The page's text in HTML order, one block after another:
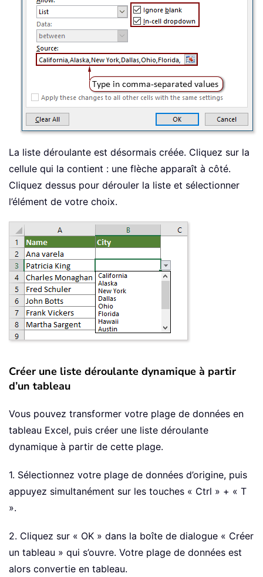
La liste déroulante est désormais créée. Cliquez sur la
cellule qui la contient : une flèche apparaît à côté.
Cliquez dessus pour dérouler la liste et sélectionner
l’élément de votre choix.
Créer une liste déroulante dynamique à partir
d’un tableau
Vous pouvez transformer votre plage de données en
tableau Excel, puis créer une liste déroulante
dynamique à partir de cette plage.
1. Sélectionnez votre plage de données d’origine, puis
appuyez simultanément sur les touches « Ctrl » + « T
».
2. Cliquez sur « OK » dans la boîte de dialogue « Créer
un tableau » qui s’ouvre. Votre plage de données est
alors convertie en tableau.